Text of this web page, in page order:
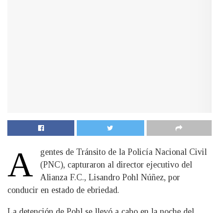
A
gentes de Tránsito de la Policía Nacional Civil
(PNC), capturaron al director ejecutivo del
Alianza F.C., Lisandro Pohl Núñez, por
conducir en estado de ebriedad.